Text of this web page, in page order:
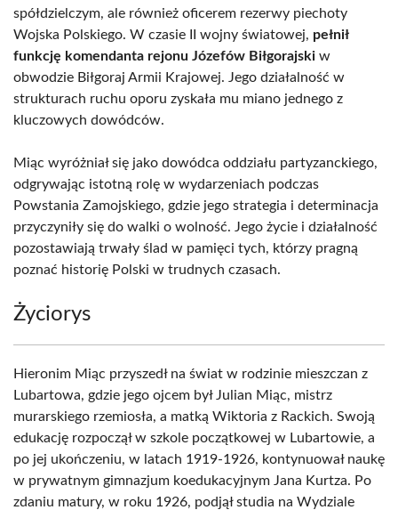
spółdzielczym, ale również oficerem rezerwy piechoty
Wojska Polskiego. W czasie II wojny światowej, pełnił
funkcję komendanta rejonu Józefów Biłgorajski w
obwodzie Biłgoraj Armii Krajowej. Jego działalność w
strukturach ruchu oporu zyskała mu miano jednego z
kluczowych dowódców.
Miąc wyróżniał się jako dowódca oddziału partyzanckiego,
odgrywając istotną rolę w wydarzeniach podczas
Powstania Zamojskiego, gdzie jego strategia i determinacja
przyczyniły się do walki o wolność. Jego życie i działalność
pozostawiają trwały ślad w pamięci tych, którzy pragną
poznać historię Polski w trudnych czasach.
Życiorys
Hieronim Miąc przyszedł na świat w rodzinie mieszczan z
Lubartowa, gdzie jego ojcem był Julian Miąc, mistrz
murarskiego rzemiosła, a matką Wiktoria z Rackich. Swoją
edukację rozpoczął w szkole początkowej w Lubartowie, a
po jej ukończeniu, w latach 1919-1926, kontynuował naukę
w prywatnym gimnazjum koedukacyjnym Jana Kurtza. Po
zdaniu matury, w roku 1926, podjął studia na Wydziale